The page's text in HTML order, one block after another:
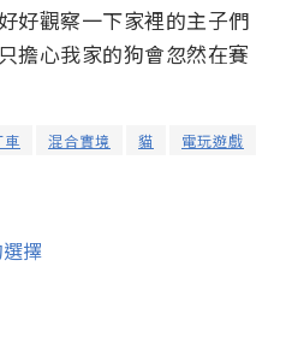
好觀察一下家裡的主子們
擔心我家的狗會忽然在賽
車 混合實境 貓 電玩遊戲
擇